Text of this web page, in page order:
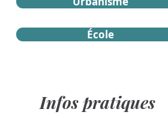
École
Infos pratiques